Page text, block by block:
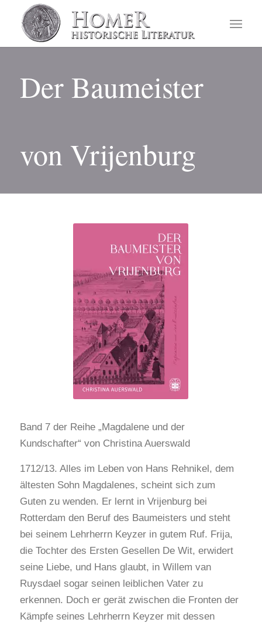
Der Baumeister
von Vrijenburg
Band 7 der Reihe „Magdalene und der
Kundschafter“ von Christina Auerswald
1712/13. Alles im Leben von Hans Rehnikel, dem
ältesten Sohn Magdalenes, scheint sich zum
Guten zu wenden. Er lernt in Vrijenburg bei
Rotterdam den Beruf des Baumeisters und steht
bei seinem Lehrherrn Keyzer in gutem Ruf. Frija,
die Tochter des Ersten Gesellen De Wit, erwidert
seine Liebe, und Hans glaubt, in Willem van
Ruysdael sogar seinen leiblichen Vater zu
erkennen. Doch er gerät zwischen die Fronten der
Kämpfe seines Lehrherrn Keyzer mit dessen